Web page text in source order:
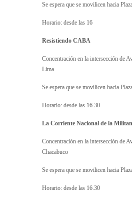
Se espera que se movilicen hacia
Horario: desde las 16
Resistiendo CABA
Concentración en la intersección de
Lima
Se espera que se movilicen hacia
Horario: desde las 16.30
La Corriente Nacional de la
Concentración en la intersección de
Chacabuco
Se espera que se movilicen hacia
​Horario: desde las 16.30